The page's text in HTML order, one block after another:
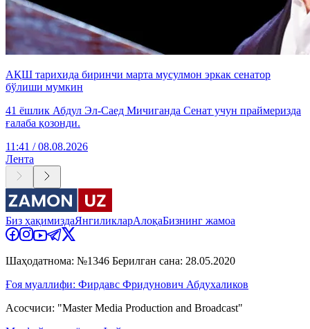
АҚШ тарихида биринчи марта мусулмон эркак сенатор
бўлиши мумкин
41 ёшлик Абдул Эл-Саед Мичиганда Сенат учун праймеризда
ғалаба қозонди.
11:41 / 08.08.2026
Лента
Биз ҳақимиздаЯнгиликларАлоқаБизнинг жамоа
Шаҳодатнома: №1346 Берилган сана: 28.05.2020
Ғоя муаллифи: Фирдавс Фридунович Абдухаликов
Асосчиси: "Master Media Production and Broadcast"